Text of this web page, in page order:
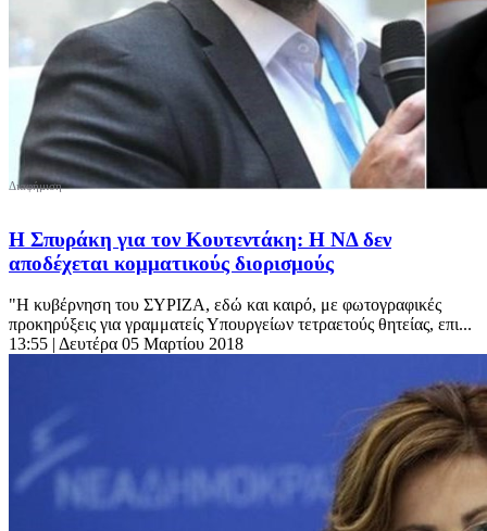
Η Σπυράκη για τον Κουτεντάκη: Η ΝΔ δεν
αποδέχεται κομματικούς διορισμούς
"Η κυβέρνηση του ΣΥΡΙΖΑ, εδώ και καιρό, με φωτογραφικές
προκηρύξεις για γραμματείς Υπουργείων τετραετούς θητείας, επι...
13:55 | Δευτέρα 05 Μαρτίου 2018